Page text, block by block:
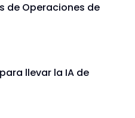
de Operaciones de
llevar la IA de